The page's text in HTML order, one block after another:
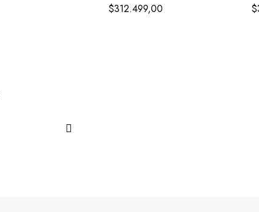
$312.499,00
$